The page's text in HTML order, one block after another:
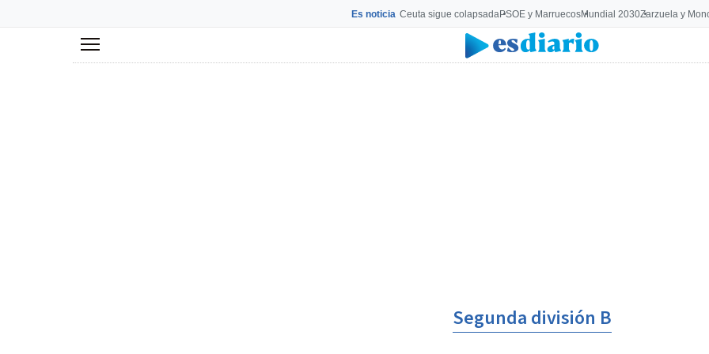
Es noticia Ceuta sigue colapsadaPSOE y MarruecosMundial 2030Zarzuela y
Menú
Segunda división B